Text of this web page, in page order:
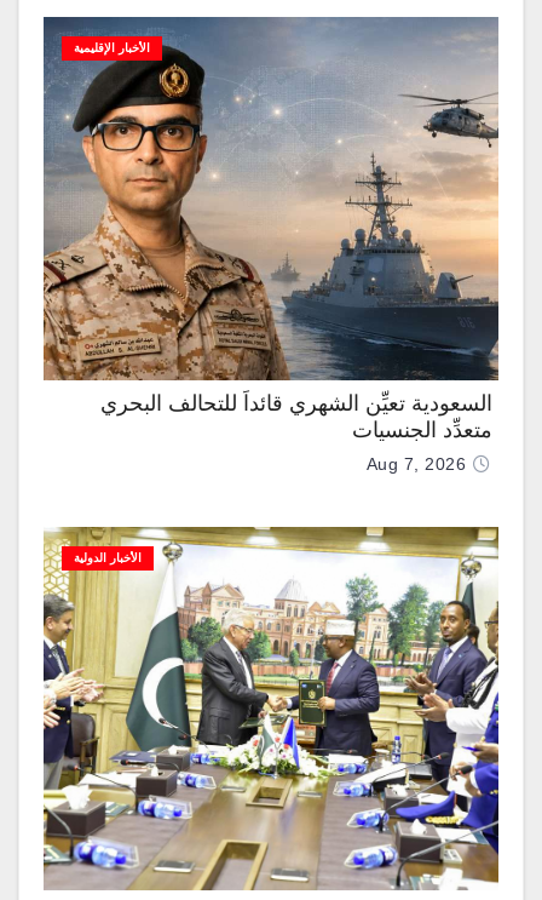
الأخبار الإقليمية
السعودية تعيِّن الشهري قائداً للتحالف البحري
متعدِّد الجنسيات
Aug 7, 2026
الأخبار الدولية